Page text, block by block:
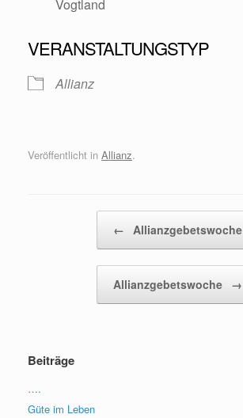
Vogtland
VERANSTALTUNGSTYP
Allianz
Veröffentlicht in Allianz.
← Allianzgebetswoche
Allianzgebetswoche →
Beiträge
….
Güte im Leben